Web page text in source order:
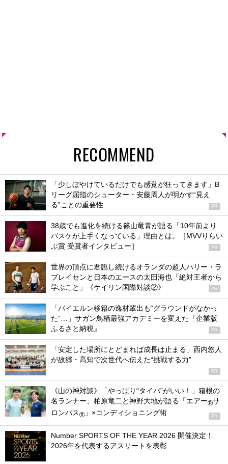
RECOMMEND
「少しぼやけているだけでも感覚が狂ってきます」B
リーグ屈指のシューター・安藤周人が明かす“見え
る”ことの重要性
PR
38歳でも進化を続ける篠山竜青が語る「10年前より
バスケが上手くなっている」理由とは。［MVVりらい
ぶ賞 受賞者インタビュー］
PR
世界の頂点に君臨し続けるオランダの超人ハリー・ラ
ブレイセンと日本のエースの太田海也「絶対王者から
学ぶこと」《ケイリン国際対談②》
PR
「バイエルン移籍の逸材輩出も“グラウンドがなかっ
た”…」サガン鳥栖最強アカデミーを変えた『企業版
ふるさと納税』
PR
「安定した場所にとどまれば成長は止まる」西内悠人
が故郷・高知で次世代へ伝えた“挑戦する力”
PR
《山の神対談》「やっぱり“タイパ”がいい！」箱根の
名ランナー、柏原竜二と神野大地が語る「エアー®サ
ロンパス® 」×コンディショニング術 PR
Number SPORTS OF THE YEAR 2026 開催決定！
2026年を代表するアスリートを表彰